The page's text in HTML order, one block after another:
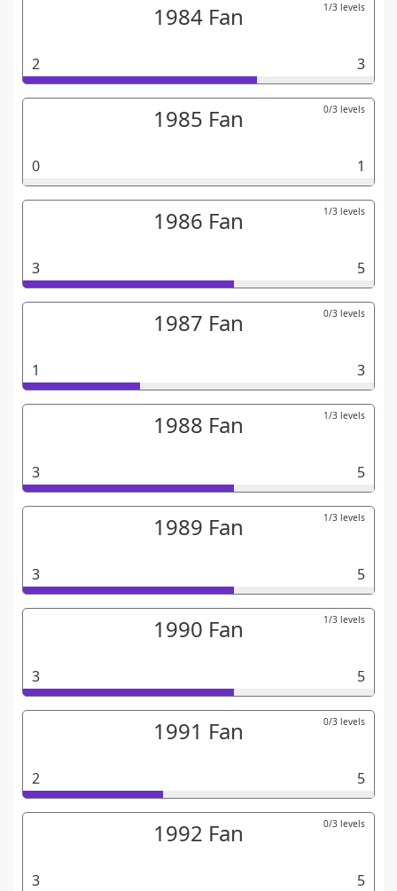
1984 Fan 1/3 levels
2 3
1985 Fan 0/3 levels
0 1
1986 Fan 1/3 levels
3 5
1987 Fan 0/3 levels
1 3
1988 Fan 1/3 levels
3 5
1989 Fan 1/3 levels
3 5
1990 Fan 1/3 levels
3 5
1991 Fan 0/3 levels
2 5
1992 Fan 0/3 levels
3 5